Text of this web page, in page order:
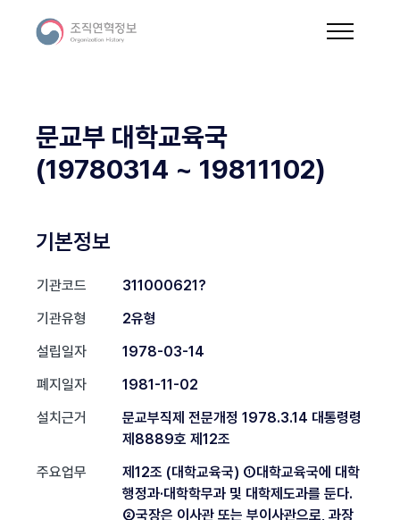
문교부 대학교육국
(19780314 ~ 19811102)
기본정보
기관코드
311000621?
기관유형
2유형
설립일자
1978-03-14
폐지일자
1981-11-02
설치근거
문교부직제 전문개정 1978.3.14 대통령령
제8889호 제12조
주요업무
제12조 (대학교육국) ①대학교육국에 대학
행정과·대학학무과 및 대학제도과를 둔다.
②국장은 이사관 또는 부이사관으로, 과장